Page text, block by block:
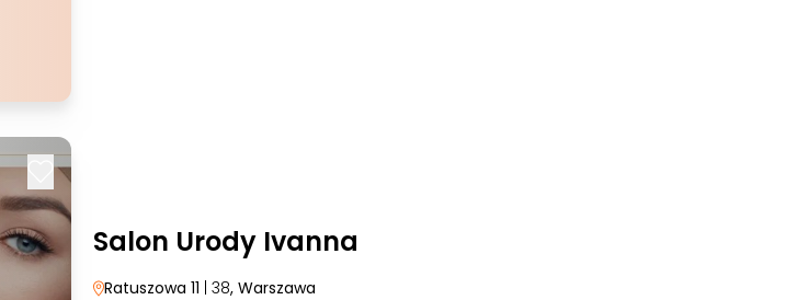
Salon Urody Ivanna
Ratuszowa 11 | 38, Warszawa